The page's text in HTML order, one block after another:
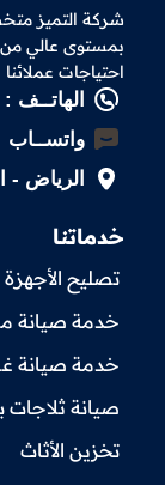
شركة التميز
بمستوى عالي من
احتياجات
الهاتــف : 966556064407
واتســاب
الرياض -
خدماتنا
تصليح الأجهزة
خدمة صيانة
خدمة صيانة
صيانة ثلاجات
تخزين الأثاث